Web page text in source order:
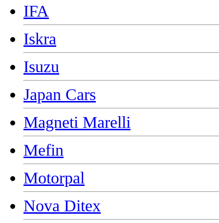
IFA
Iskra
Isuzu
Japan Cars
Magneti Marelli
Mefin
Motorpal
Nova Ditex